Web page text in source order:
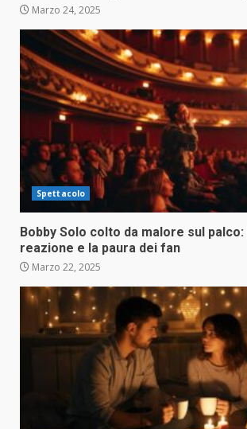
Marzo 24, 2025
Spettacolo
Bobby Solo colto da malore sul palco:
reazione e la paura dei fan
Marzo 22, 2025